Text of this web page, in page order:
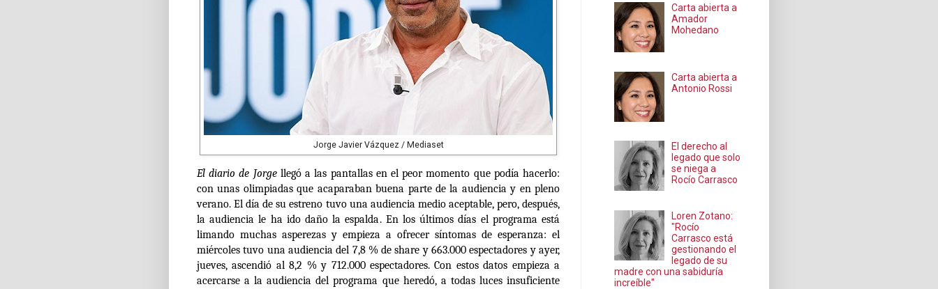
Jorge Javier Vázquez / Mediaset
El diario de Jorgellegó a las pantallas en el peor momento que podía hacerlo:
con unas olimpiadas que acaparaban buena parte de la audiencia y en pleno
verano. El día de su estreno tuvo una audiencia medio aceptable, pero, después,
la audiencia le ha ido daño la espalda. En los últimos días el programa está
limando muchas asperezas y empieza a ofrecer síntomas de esperanza: el
miércoles tuvo una audiencia del 7,8 % de share y 663.000 espectadores y ayer,
jueves, ascendió al 8,2 % y 712.000 espectadores. Con estos datos empieza a
acercarse a la audiencia del programa que heredó, a todas luces insuficiente
Carta abierta a
Amador
Mohedano
Carta abierta a
Antonio Rossi
El derecho al
legado que solo
se niega a
Rocío Carrasco
Loren Zotano:
"Rocío
Carrasco está
gestionando el
legado de su
madre con una sabiduría
increíble"